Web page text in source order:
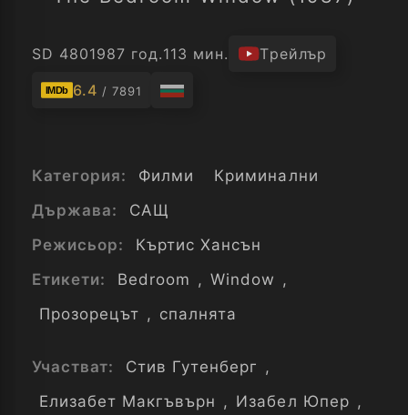
SD 4801987 год.113 мин. Трейлър
IMDb 6.4 / 7891
Категория: Филми
Криминални
Държава:
САЩ
Режисьор:
Къртис Хансън
Етикети:
Bedroom , Window ,
Прозорецът , спалнята
Участват: Стив Гутенберг ,
Елизабет Макгъвърн , Изабел Юпер ,